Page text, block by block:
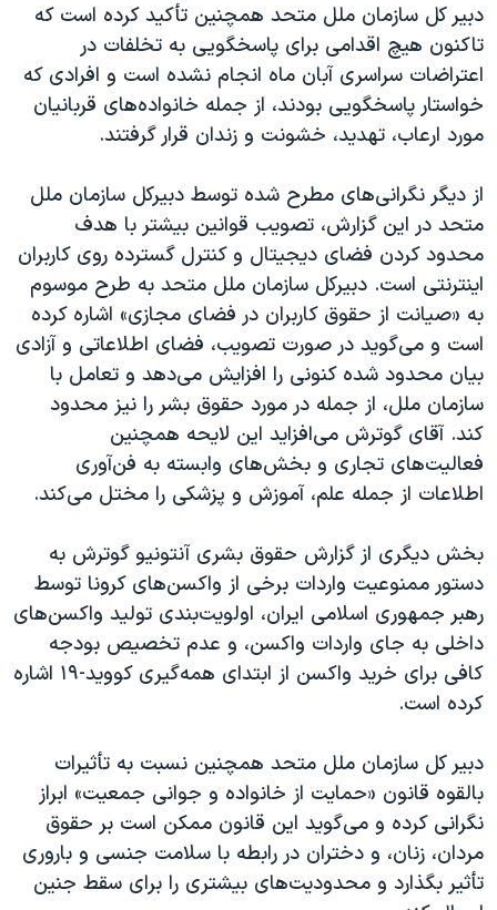
دبیر کل سازمان ملل متحد همچنین تأکید کرده است که
تاکنون هیچ اقدامی برای پاسخگویی به تخلفات در
اعتراضات سراسری آبان ماه انجام نشده است و افرادی که
خواستار پاسخگویی بودند، از جمله خانواده‌های قربانیان
مورد ارعاب، تهدید، خشونت و زندان قرار گرفتند.
از دیگر نگرانی‌های مطرح شده توسط دبیرکل سازمان ملل
متحد در این گزارش، تصویب قوانین بیشتر با هدف
محدود کردن فضای دیجیتال و کنترل گسترده روی کاربران
اینترنتی است. دبیرکل سازمان ملل متحد به طرح موسوم
به «صیانت از حقوق کاربران در فضای مجازی» اشاره کرده
است و می‌گوید در صورت تصویب، فضای اطلاعاتی و آزادی
بیان محدود شده کنونی را افزایش می‌دهد و تعامل با
سازمان ملل، از جمله در مورد حقوق بشر را نیز محدود
کند. آقای گوترش می‌افزاید این لایحه همچنین
فعالیت‌های تجاری و بخش‌های وابسته به فن‌آوری
اطلاعات از جمله علم، آموزش و پزشکی را مختل می‌کند.
بخش دیگری از گزارش حقوق بشری آنتونیو گوترش به
دستور ممنوعیت واردات برخی از واکسن‌های کرونا توسط
رهبر جمهوری اسلامی ایران، اولویت‌بندی تولید واکسن‌های
داخلی به جای واردات واکسن، و عدم تخصیص بودجه
کافی برای خرید واکسن از ابتدای همه‌گیری کووید-۱۹ اشاره
کرده است.
دبیر کل سازمان ملل متحد همچنین نسبت به تأثیرات
بالقوه قانون «حمایت از خانواده و جوانی جمعیت» ابراز
نگرانی کرده و می‌گوید این قانون ممکن است بر حقوق
مردان، زنان، و دختران در رابطه با سلامت جنسی و باروری
تأثیر بگذارد و محدودیت‌های بیشتری را برای سقط جنین